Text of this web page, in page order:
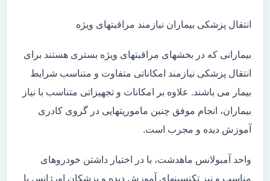
انتقال پزشکی بیماران نیازمند مراقبتهای ویژه
بیمارانی که در بخشهای مراقبتهای ویژه بستری هستند برای
انتقال پزشکی نیازمند امکاناتی متفاوت و متناسب شرایط
بیمار می باشند. علاوه بر امکانات و تجهیزاتی متناسب با نیاز
بیماران، انجام موفق چنین ماموریتهایی در گروی کادری
آموزش دیده و مجرب است.
واحد آمبولانس ماهدشت، با در اختیار داشتن خودروهای
مناسب و نیز تکنسینهای آموزش دیده و پزشکان اورژانس با